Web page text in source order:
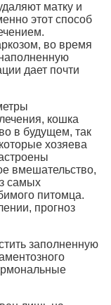
матку и
этот способ
во время
дает почти
кошка
в будущем, так
хозяева
вмешательство,
самых
питомца.
прогноз
заполненную